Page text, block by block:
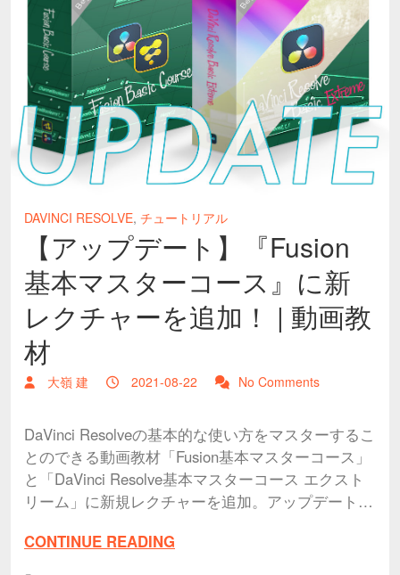
DAVINCI RESOLVE, チュートリアル
【アップデート】『Fusion
基本マスターコース』に新
レクチャーを追加！ | 動画教
材
大嶺 建 2021-08-22 No Comments
DaVinci Resolveの基本的な使い方をマスターするこ
とのできる動画教材「Fusion基本マスターコース」
と「DaVinci Resolve基本マスターコース エクスト
リーム」に新規レクチャーを追加。アップデート…
CONTINUE READING